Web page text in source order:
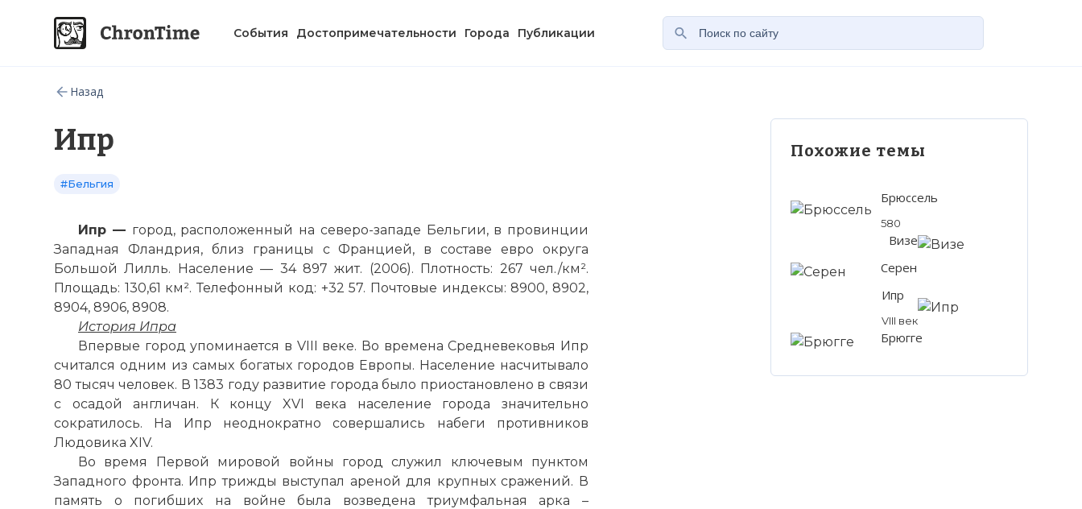
События Достопримечательности Города Публикации
Назад
Ипр
#Бельгия
Ипр — город, расположенный на северо-западе Бельгии, в провинции
Западная Фландрия, близ границы с Францией, в составе евро округа
БольшойЛилль. Население — 34 897 жит. (2006). Плотность: 267 чел./км².
Площадь: 130,61 км². Телефонный код: +32 57. Почтовые индексы: 8900, 8902,
8904, 8906, 8908.
История Ипра
Впервые город упоминается в VIII веке. Во времена Средневековья Ипр
считался одним из самых богатых городов Европы. Население насчитывало
80 тысяч человек. В 1383 году развитие города было приостановлено в связи
с осадой англичан. К концу XVI века население города значительно
сократилось. На Ипр неоднократно совершались набеги противников
Людовика XIV.
Во время Первой мировой войны город служил ключевым пунктом
Западного фронта. Ипр трижды выступал ареной для крупных сражений. В
память о погибших на войне была возведена триумфальная арка –
Похожие темы
Брюссель
580
Визе
Серен
Ипр
VIII век
Брюгге